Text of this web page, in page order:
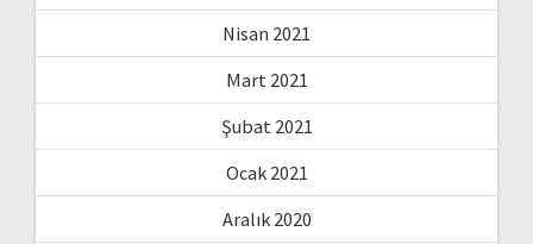
Nisan 2021
Mart 2021
Şubat 2021
Ocak 2021
Aralık 2020